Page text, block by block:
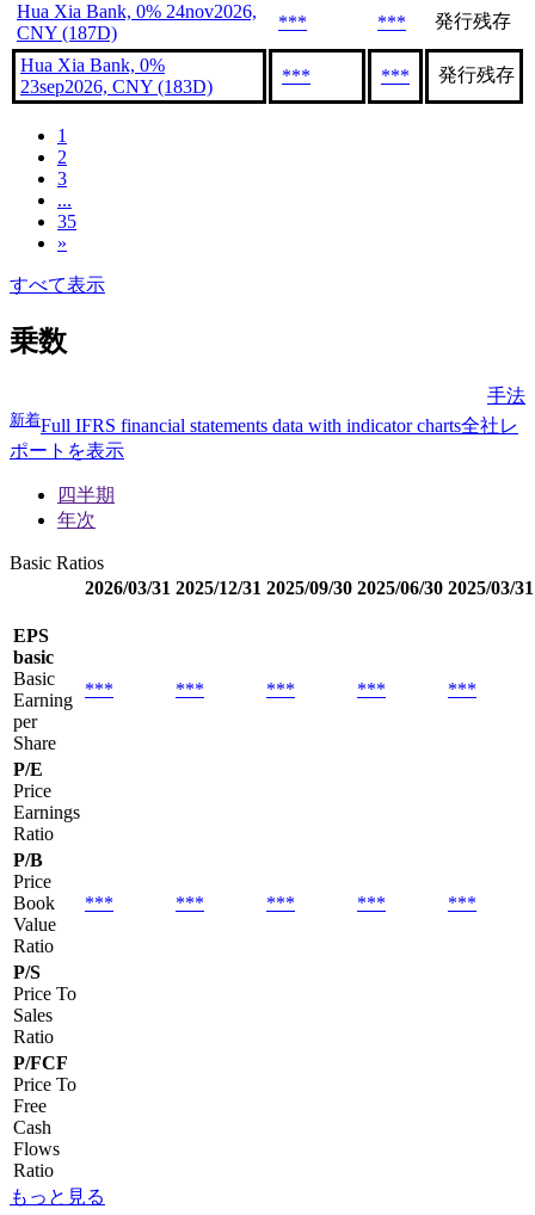
Hua Xia Bank, 0% 24nov2026,
CNY (187D)
*** *** 発行残存
Hua Xia Bank, 0%
23sep2026, CNY (183D)
*** *** 発行残存
1
2
3
...
35
»
すべて表示
乗数
手法
新着Full IFRS financial statements data with indicator charts全社レ
ポートを表示
四半期
年次
Basic Ratios
2026/03/31 2025/12/31 2025/09/30 2025/06/30 2025/03/31
EPS
basic
Basic
Earning
per
Share
*** *** *** *** ***
P/E
Price
Earnings
Ratio
P/B
Price
Book
Value
Ratio
*** *** *** *** ***
P/S
Price To
Sales
Ratio
P/FCF
Price To
Free
Cash
Flows
Ratio
もっと見る